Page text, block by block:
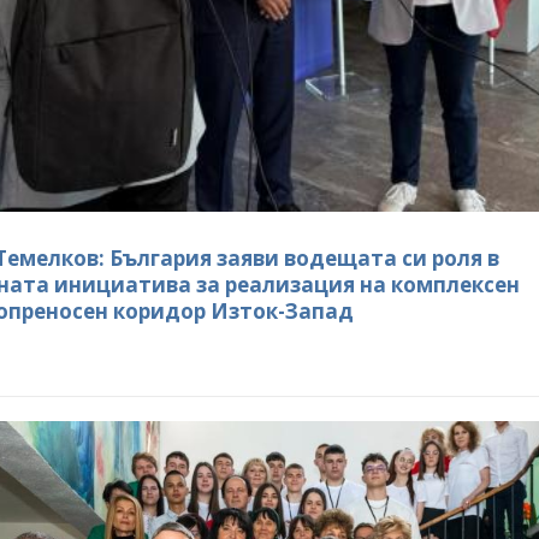
България заяви
роля в проектната
за реализация на
електропреносен
Изток-Запад
Кирил Темелков: България заяви
водещата си роля в проектната
инициатива за реализация на
комплексен електропреносен
коридор Изток-Запад
България заяви водещата си роля в
инициатива за реализация на комплексен
коридор Изток-Запад